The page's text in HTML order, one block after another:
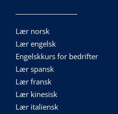
Lær norsk
Lær engelsk
Engelskkurs for bedrifter
Lær spansk
Lær fransk
Lær kinesisk
Lær italiensk